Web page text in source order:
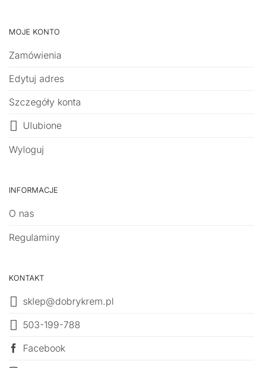
MOJE KONTO
Zamówienia
Edytuj adres
Szczegóły konta
Ulubione
Wyloguj
INFORMACJE
O nas
Regulaminy
KONTAKT
sklep@dobrykrem.pl
503-199-788
Facebook